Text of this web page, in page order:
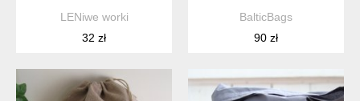
LENiwe worki
32 zł
BalticBags
90 zł